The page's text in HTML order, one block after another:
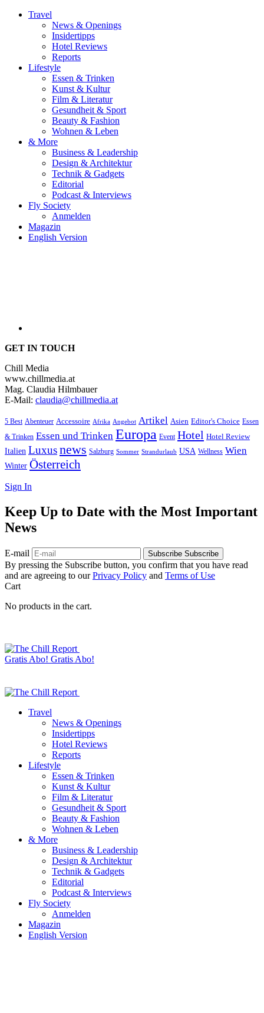
Travel
News & Openings
Insidertipps
Hotel Reviews
Reports
Lifestyle
Essen & Trinken
Kunst & Kultur
Film & Literatur
Gesundheit & Sport
Beauty & Fashion
Wohnen & Leben
& More
Business & Leadership
Design & Architektur
Technik & Gadgets
Editorial
Podcast & Interviews
Fly Society
Anmelden
Magazin
English Version
GET IN TOUCH
Chill Media
www.chillmedia.at
Mag. Claudia Hilmbauer
E-Mail: claudia@chillmedia.at
5 Best Abenteuer Accessoire Afrika Angebot Artikel Asien Editor's Choice Essen
& Trinken Essen und Trinken Europa Event Hotel Hotel Review
Italien Luxusnews Salzburg Sommer Strandurlaub USA Wellness Wien
Winter Österreich
Sign In
Keep Up to Date with the Most Important
News
E-mail Subscribe Subscribe
By pressing the Subscribe button, you confirm that you have read
and are agreeing to ourPrivacy Policy and Terms of Use
Cart
No products in the cart.
Gratis Abo! Gratis Abo!
Travel
News & Openings
Insidertipps
Hotel Reviews
Reports
Lifestyle
Essen & Trinken
Kunst & Kultur
Film & Literatur
Gesundheit & Sport
Beauty & Fashion
Wohnen & Leben
& More
Business & Leadership
Design & Architektur
Technik & Gadgets
Editorial
Podcast & Interviews
Fly Society
Anmelden
Magazin
English Version